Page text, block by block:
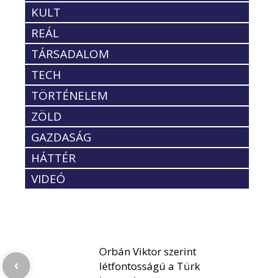
KULT
REÁL
TÁRSADALOM
TECH
TÖRTÉNELEM
ZÖLD
GAZDASÁG
HÁTTÉR
VIDEÓ
Orbán Viktor szerint
létfontosságú a Türk